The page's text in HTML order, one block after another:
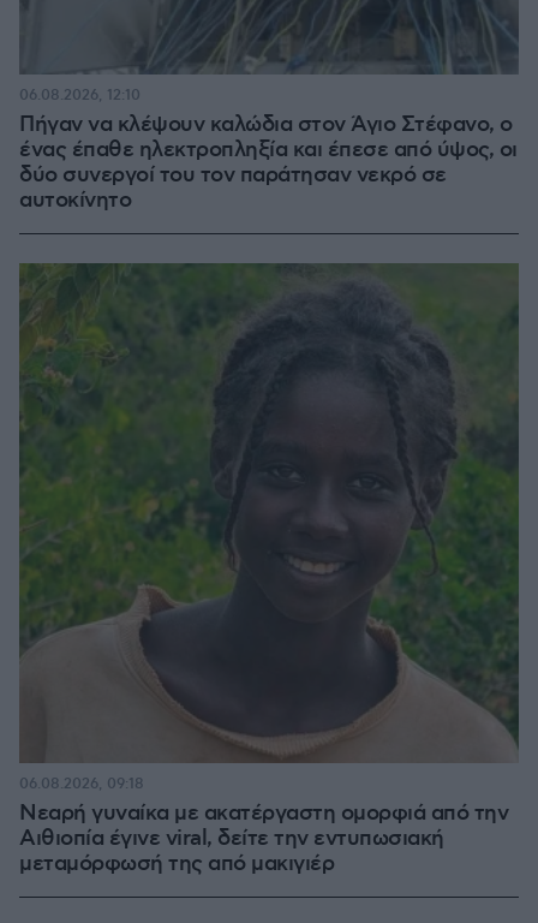
Πήγαν να κλέψουν καλώδια στον Άγιο Στέφανο, ο
ένας έπαθε ηλεκτροπληξία και έπεσε από ύψος, οι
δύο συνεργοί του τον παράτησαν νεκρό σε
αυτοκίνητο
06.08.2026, 12:10
Νεαρή γυναίκα με ακατέργαστη ομορφιά από την
Αιθιοπία έγινε viral, δείτε την εντυπωσιακή
μεταμόρφωσή της από μακιγιέρ
06.08.2026, 09:18